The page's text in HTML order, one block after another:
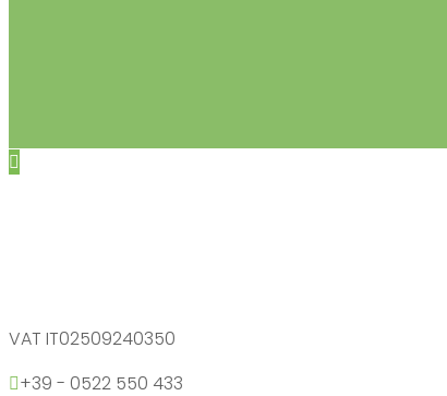
VAT IT02509240350
+39 - 0522 550 433